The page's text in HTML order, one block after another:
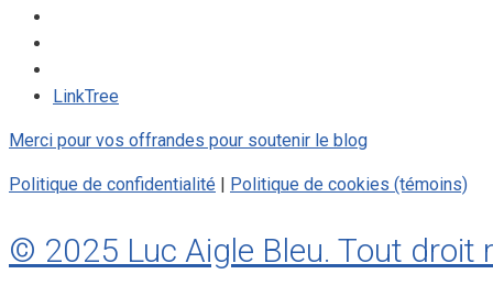
LinkTree
Merci pour vos offrandes pour soutenir le blog
Politique de confidentialité Politique de cookies (témoins)
© 2025 Luc Aigle Bleu. Tout droit